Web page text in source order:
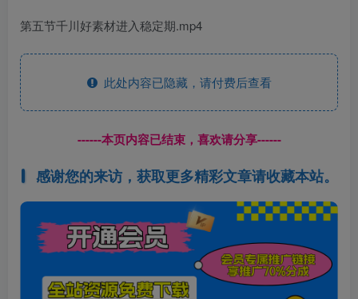
第五节千川好素材进入稳定期.mp4
此处内容已隐藏，请付费后查看
------本页内容已结束，喜欢请分享------
感谢您的来访，获取更多精彩文章请收藏本站。